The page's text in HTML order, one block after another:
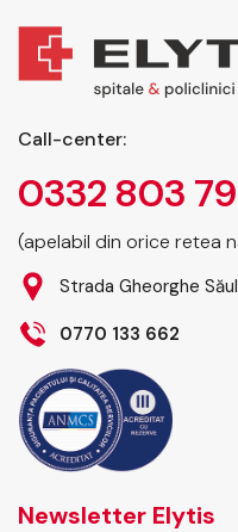
Call-center:
0332 803
(apelabil din orice retea
Strada Gheorghe
0770 133 662
Newsletter Elytis